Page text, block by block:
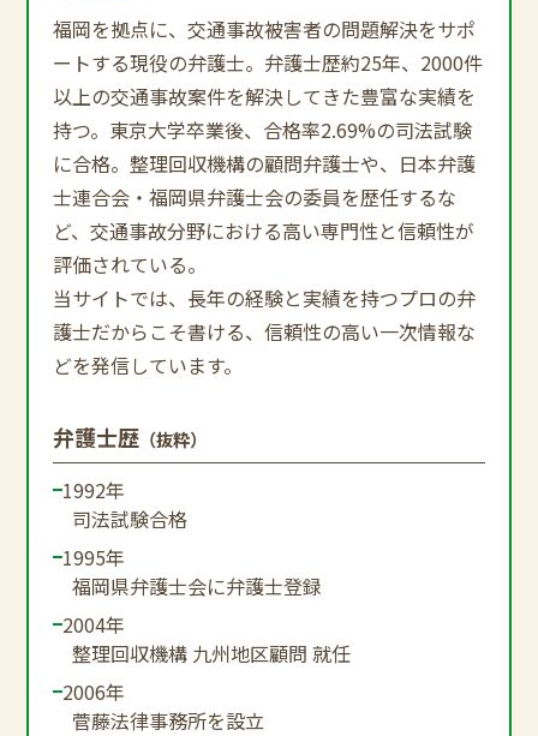
福岡を拠点に、交通事故被害者の問題解決をサポ
ートする現役の弁護士。弁護士歴約25年、2000件
以上の交通事故案件を解決してきた豊富な実績を
持つ。東京大学卒業後、合格率2.69%の司法試験
に合格。整理回収機構の顧問弁護士や、日本弁護
士連合会・福岡県弁護士会の委員を歴任するな
ど、交通事故分野における高い専門性と信頼性が
評価されている。
当サイトでは、長年の経験と実績を持つプロの弁
護士だからこそ書ける、信頼性の高い一次情報な
どを発信しています。
弁護士歴 （抜粋）
1992年
司法試験合格
1995年
福岡県弁護士会に弁護士登録
2004年
整理回収機構 九州地区顧問 就任
2006年
菅藤法律事務所を設立